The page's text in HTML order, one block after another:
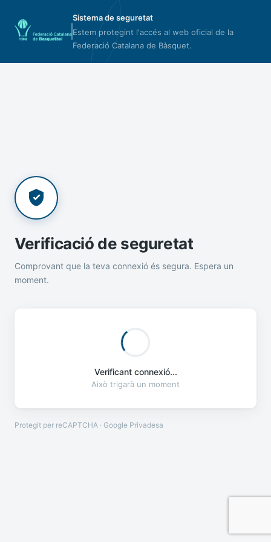
Sistema de seguretat
Estem protegint l'accés al web oficial de la
Federació Catalana de Bàsquet.
Verificació de seguretat
Comprovant que la teva connexió és segura. Espera un
moment.
Verificant connexió...
Això trigarà un moment
Protegit per reCAPTCHA · Google Privadesa